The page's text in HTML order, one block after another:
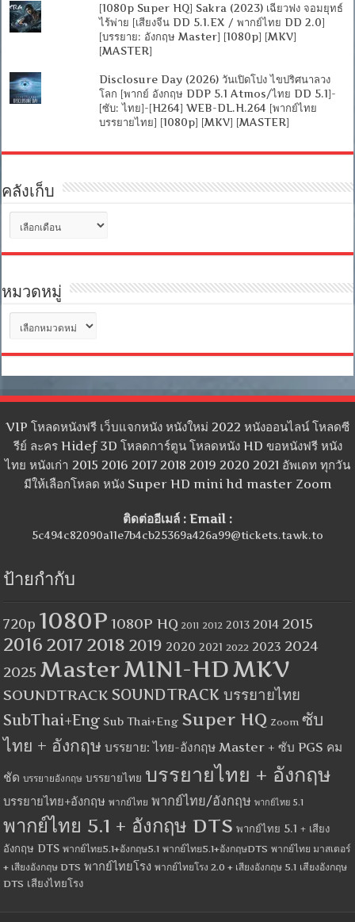
[1080p Super HQ] Sakra (2023) เฉียวฟง จอมยุทธ์
ไร้พ่าย [เสียงจีน DD 5.1.EX / พากย์ไทย DD 2.0]
[บรรยาย: อังกฤษ Master] [1080p] [MKV]
[MASTER]
Disclosure Day (2026) วันเปิดโปง ไขปริศนาลวง
โลก [พากย์ อังกฤษ DDP 5.1 Atmos/ไทย DD 5.1]-
[ซับ: ไทย]-[H264] WEB-DL.H.264 [พากย์ไทย
บรรยายไทย] [1080p] [MKV] [MASTER]
คลังเก็บ
เก็บ
หมวดหมู่
หมู่
VIP โหลดหนังฟรี เว็บแจกหนัง หนังใหม่ 2022 หนังออนไลน์ โหลดซี
รีย์ ละคร Hidef 3D โหลดการ์ตูน โหลดหนัง HD ขอหนังฟรี หนัง
ไทย หนังเก่า 2015 2016 2017 2018 2019 2020 2021 อัพเดท ทุกวัน
มีให้เลือกโหลด หนัง Super HD mini hd master Zoom
ติดต่ออีเมล์ : Email :
5c494c82090a11e7b4cb25369a426a99@tickets.tawk.to
ป้ายกำกับ
720p 1080P 1080P HQ 2011 2012 2013 2014 2015
2016 2017 2018 2019 2020 2021 2022 2023 2024
2025 MasterMINI-HDMKV
SOUNDTRACK SOUNDTRACK บรรยายไทย
SubThai+Eng Sub Thai+Eng Super HQ Zoom ซับ
ไทย + อังกฤษ บรรยาย: ไทย-อังกฤษ Master + ซับ PGS คม
ชัด บรรยายอังกฤษ บรรยายไทย บรรยายไทย + อังกฤษ
บรรยายไทย+อังกฤษ พากย์ไทย พากย์ไทย/อังกฤษ พากย์ไทย 5.1
พากย์ไทย 5.1 + อังกฤษ DTS พากย์ไทย 5.1 + เสียง
อังกฤษ DTS พากย์ไทย5.1+อังกฤษ5.1 พากย์ไทย5.1+อังกฤษDTS พากย์ไทย มาสเตอร์
+ เสียงอังกฤษ DTS พากย์ไทยโรง พากย์ไทยโรง 2.0 + เสียงอังกฤษ 5.1 เสียงอังกฤษ
DTS เสียงไทยโรง